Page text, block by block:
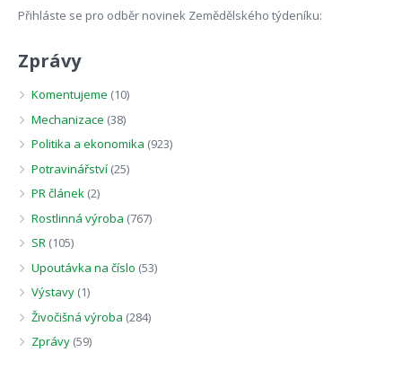
Přihláste se pro odběr novinek Zemědělského týdeníku:
Zprávy
Komentujeme (10)
Mechanizace (38)
Politika a ekonomika (923)
Potravinářství (25)
PR článek (2)
Rostlinná výroba (767)
SR (105)
Upoutávka na číslo (53)
Výstavy (1)
Živočišná výroba (284)
Zprávy (59)